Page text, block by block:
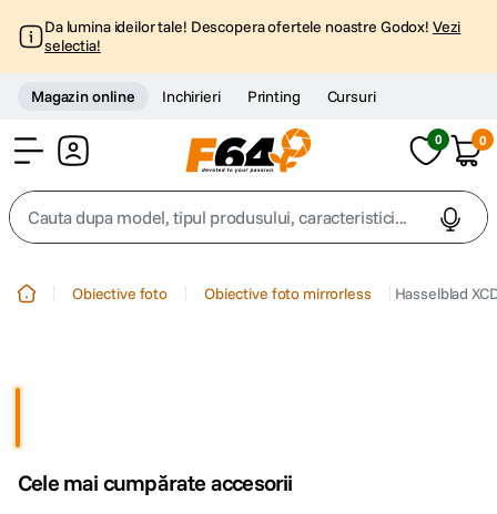
Da lumina ideilor tale! Descopera ofertele noastre Godox! Vezi
selectia!
Magazin online Inchirieri Printing Cursuri
0 0
Cauta dupa model, tipul produsului, caracteristici...
4 peak design
Obiective foto Obiective foto mirrorless Hasselblad
Cele mai cumpărate accesorii